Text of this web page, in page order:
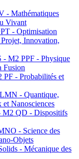
- Mathématiques
Vivant
- Optimisation
Innovation,
M2 PPF - Physique
Fusion
- Probabilités et
- Quantique,
Nanosciences
QD - Dispositifs
- Science des
Objets
- Mécanique des